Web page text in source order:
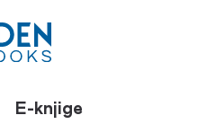
E-knjige